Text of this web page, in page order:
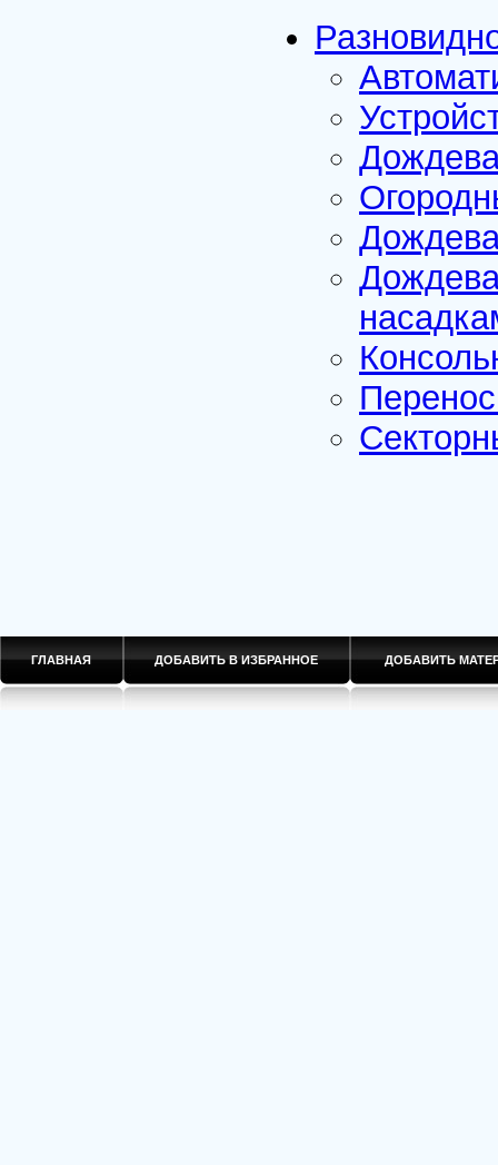
ГЛАВНАЯ ДОБАВИТЬ В ИЗБРАННОЕ ДОБАВИТЬ